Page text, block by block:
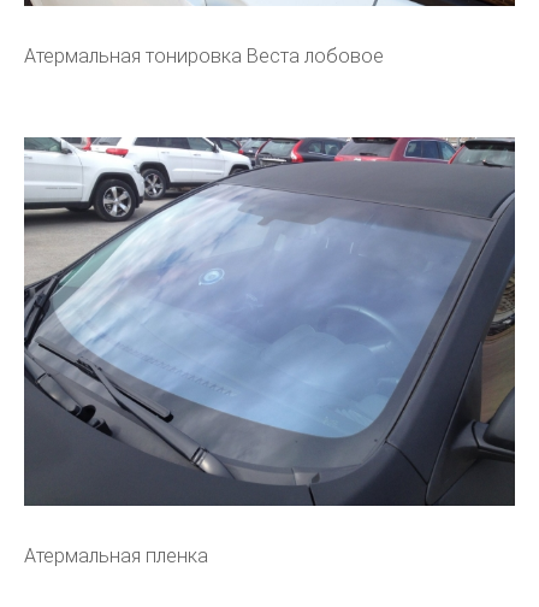
Атермальная тонировка Веста лобовое
Атермальная пленка